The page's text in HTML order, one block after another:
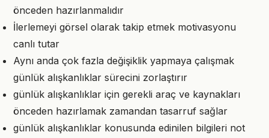
önceden hazırlanmalıdır
İlerlemeyi görsel olarak takip etmek motivasyonu
canlı tutar
Aynı anda çok fazla değişiklik yapmaya çalışmak
günlük alışkanlıklar sürecini zorlaştırır
günlük alışkanlıklar için gerekli araç ve kaynakları
önceden hazırlamak zamandan tasarruf sağlar
günlük alışkanlıklar konusunda edinilen bilgileri not